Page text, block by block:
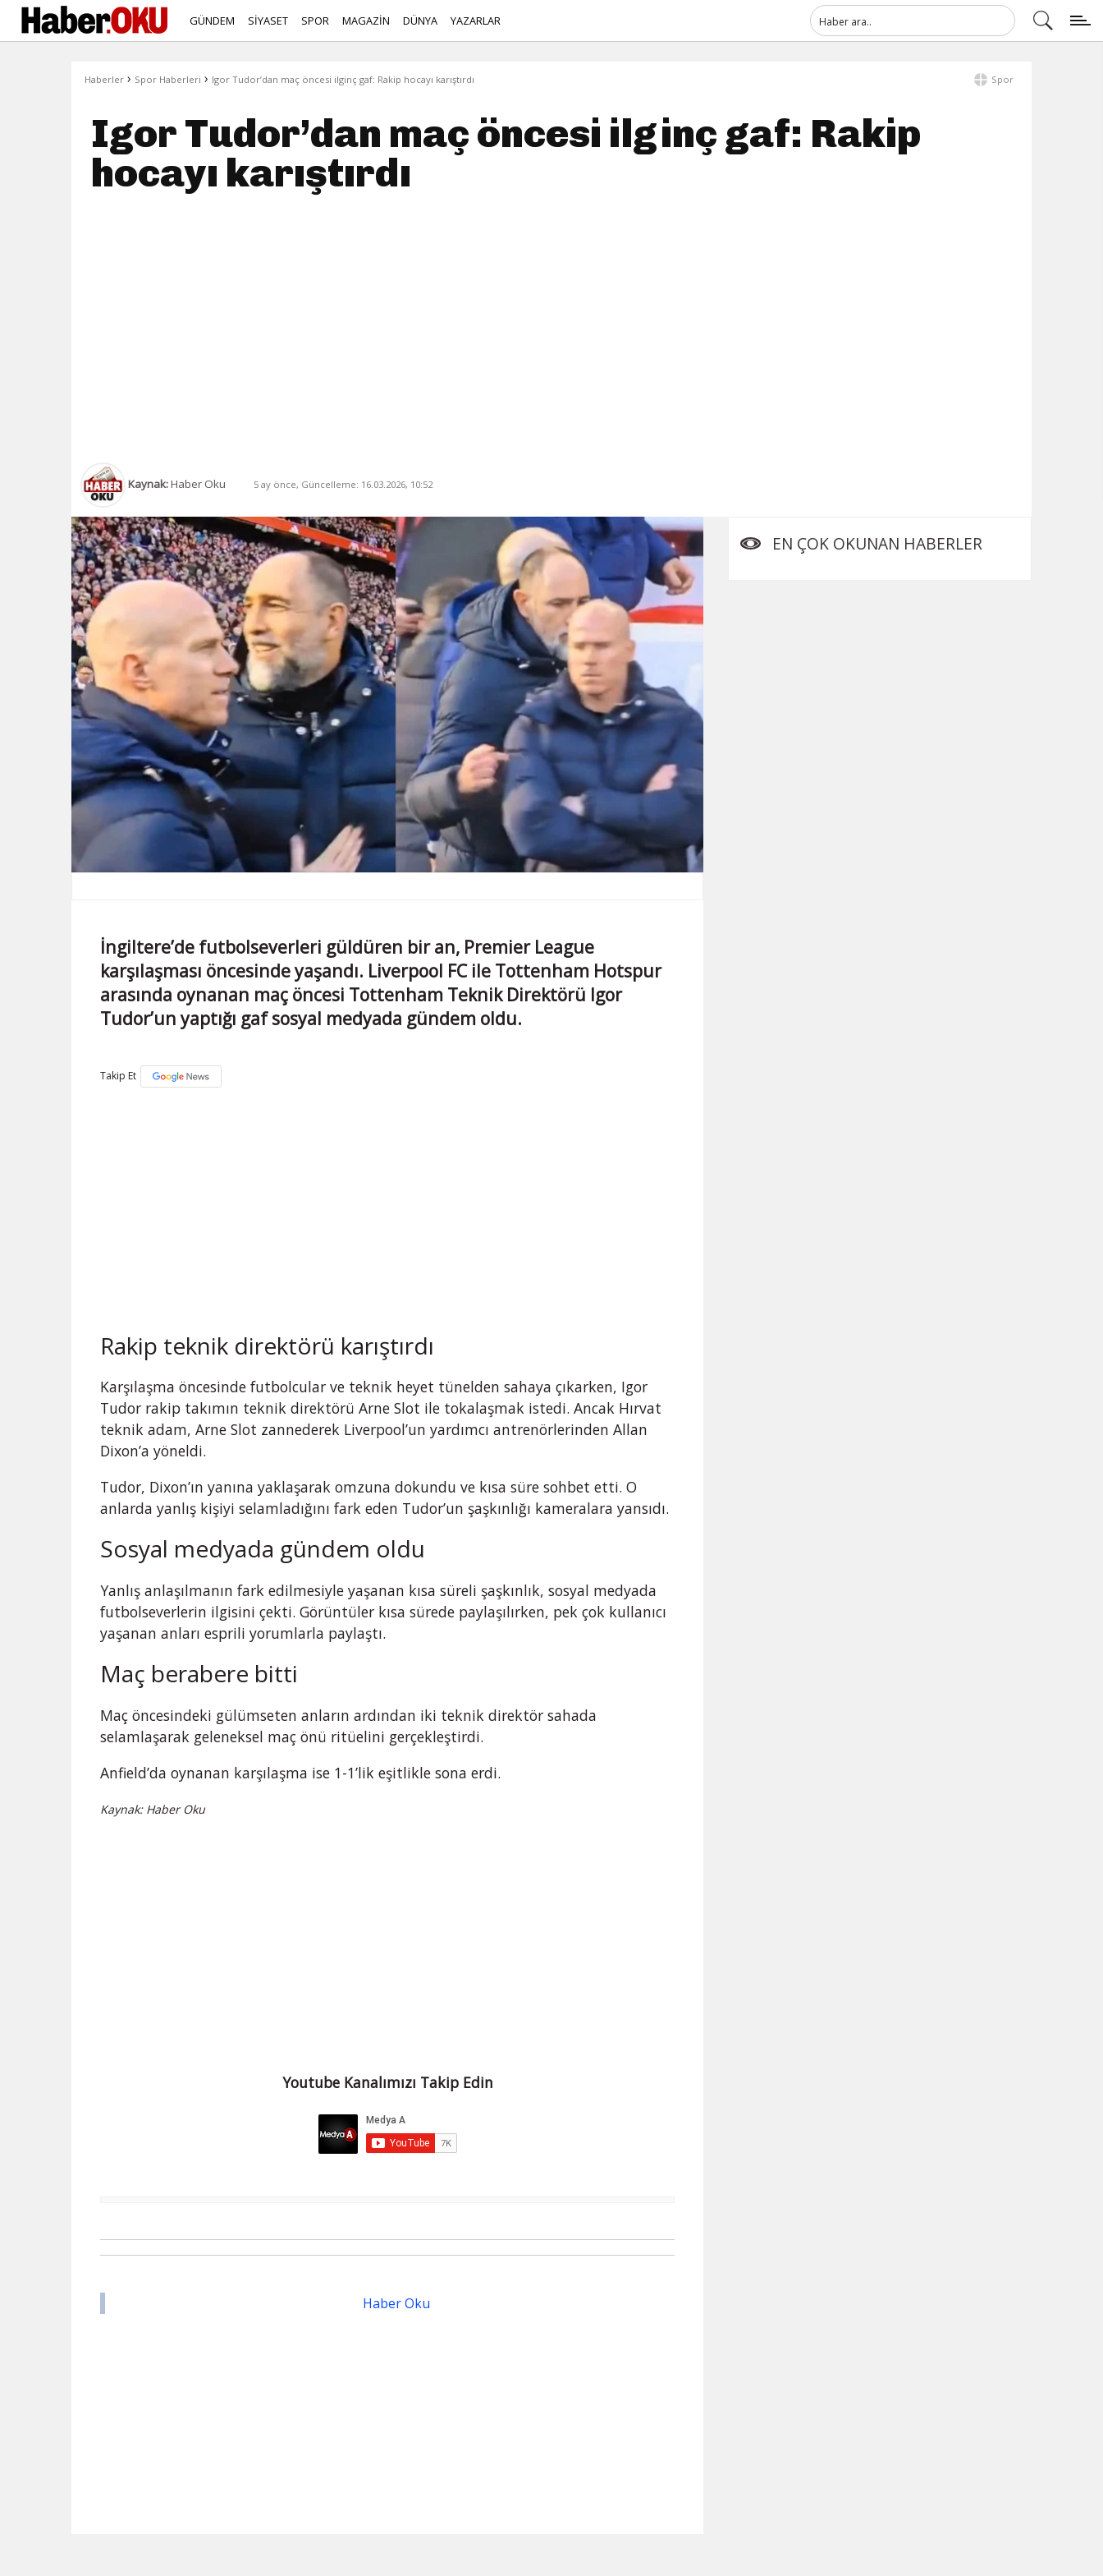
GÜNDEM SİYASET SPOR MAGAZİN DÜNYA YAZARLAR
Haberler › Spor Haberleri › Igor Tudor’dan maç öncesi ilginç gaf: Rakip hocayı karıştırdı Spor
Igor Tudor’dan maç öncesi ilginç gaf: Rakip
hocayı karıştırdı
Kaynak:Haber Oku 5 ay önce, Güncelleme: 16.03.2026, 10:52
İngiltere’de futbolseverleri güldüren bir an, Premier League
karşılaşması öncesinde yaşandı. Liverpool FC ile Tottenham Hotspur
arasında oynanan maç öncesi Tottenham Teknik Direktörü Igor
Tudor’un yaptığı gaf sosyal medyada gündem oldu.
Takip Et
Rakip teknik direktörü karıştırdı
Karşılaşma öncesinde futbolcular ve teknik heyet tünelden sahaya çıkarken, Igor
Tudor rakip takımın teknik direktörü Arne Slot ile tokalaşmak istedi. Ancak Hırvat
teknik adam, Arne Slot zannederek Liverpool’un yardımcı antrenörlerinden Allan
Dixon’a yöneldi.
Tudor, Dixon’ın yanına yaklaşarak omzuna dokundu ve kısa süre sohbet etti. O
anlarda yanlış kişiyi selamladığını fark eden Tudor’un şaşkınlığı kameralara yansıdı.
Sosyal medyada gündem oldu
Yanlış anlaşılmanın fark edilmesiyle yaşanan kısa süreli şaşkınlık, sosyal medyada
futbolseverlerin ilgisini çekti. Görüntüler kısa sürede paylaşılırken, pek çok kullanıcı
yaşanan anları esprili yorumlarla paylaştı.
Maç berabere bitti
Maç öncesindeki gülümseten anların ardından iki teknik direktör sahada
selamlaşarak geleneksel maç önü ritüelini gerçekleştirdi.
Anfield’da oynanan karşılaşma ise 1-1’lik eşitlikle sona erdi.
Kaynak: Haber Oku
Youtube Kanalımızı Takip Edin
Haber Oku
EN ÇOK OKUNAN HABERLER